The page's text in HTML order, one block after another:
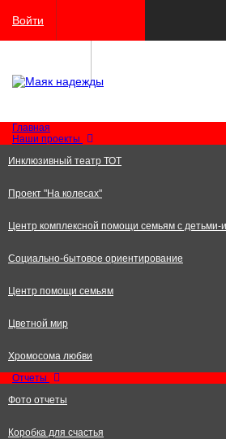
Войти
Главная
Наши проекты
Инклюзивный театр ТОТ
Проект "На колесах"
Центр комплексной помощи семьям с детьми-
Социально-бытовое ориентирование
Центр помощи семьям
Цветной мир
Хромосома любви
Отчеты
Фото отчеты
Коробка для счастья